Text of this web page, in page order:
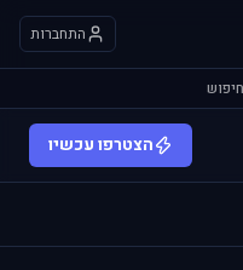
התחברות
חיפוש
הצטרפו עכשיו